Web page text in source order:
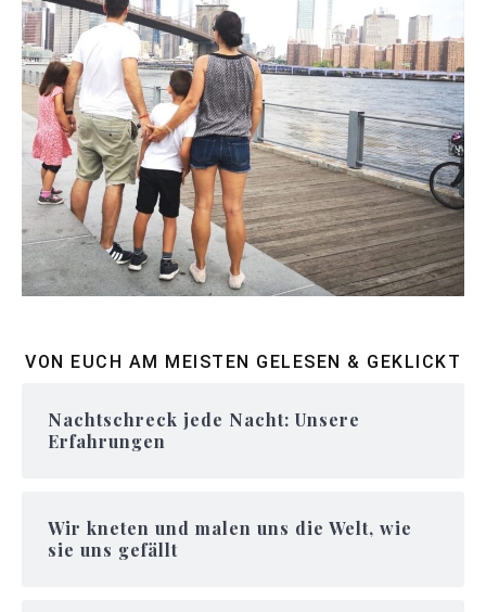
VON EUCH AM MEISTEN GELESEN & GEKLICKT
Nachtschreck jede Nacht: Unsere
Erfahrungen
Wir kneten und malen uns die Welt, wie
sie uns gefällt